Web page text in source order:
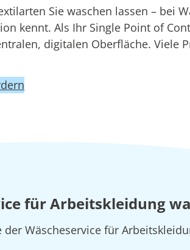
Sie waschen lassen – bei
kennt. Als Ihr Single Point of
digitalen Oberfläche.
für Arbeitskleidung
Wäscheservice für